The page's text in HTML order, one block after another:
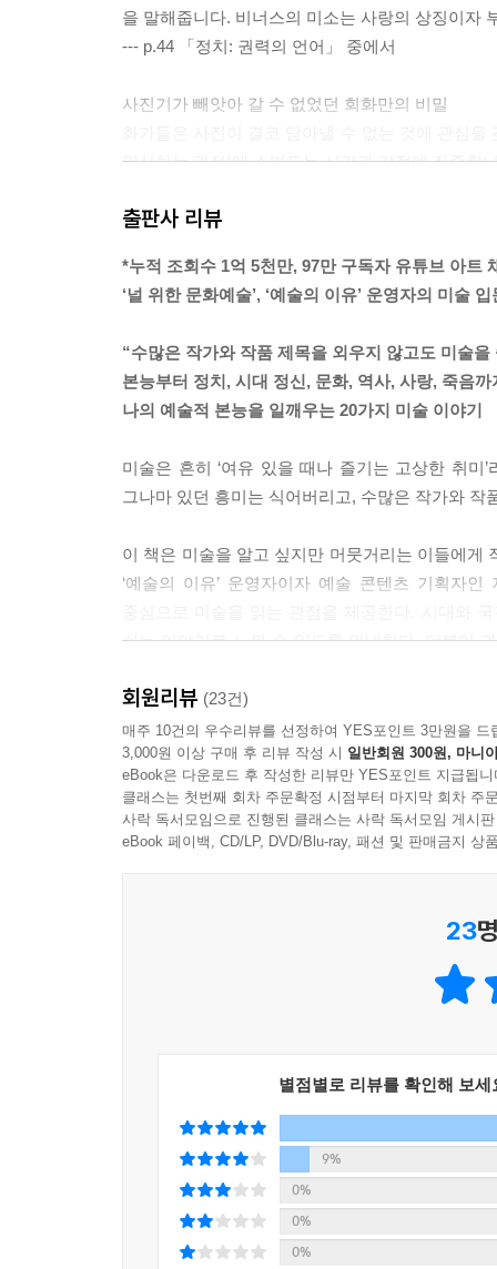
을 말해줍니다. 비너스의 미소는 사랑의 상징이자
--- p.44 「정치: 권력의 언어」 중에서
사진기가 빼앗아 갈 수 없었던 회화만의 비밀
인식하는 과정)에 스며드는 시간과 감정에 집중합
검은 정사각형 하나를 여백 위에 놓음으로써 현
치는 이 작품으로 지극히 단순한 기하학 도형과
--- p.86 「보이지 않는 것: 추상의 시작」 중에서
전통적 도덕과 미학의 틀을 부순 화가
과 비평가들은 충격과 분노를 감추지 못했습니다
했다고 합니다.
물속에 잠겨도, 바람에 깎여도 다시 살아나는 예술
땅속으로 조금씩 사라지는 기념비
기억의 공간에 참여하도록 초대한 이 기념비의
문객들이 글을 적거나 새기며 상호작용함에 따라
--- p.145 「역사와 기억: 반(反)기념과 유대인 박물
곤잘레스토레스의 작업 전반에 뚜렷하게 나타납
--- p.166 「사랑하는 이에게: 이벤트와 펠릭스 곤
데미언 허스트는 삶과 죽음, 아름다움과 부패를
과 직면하게 했습니다. 그러나 허스트의 예술적
--- p.182 「인간의 삶: 바니타스와 데미언 허스트
‘경이로운 방’에서 시작된 전시의 역사
분더카머는 독일어로 ‘경이로움(Wunder)’과 ‘방
세계 각지에서 가져온 희귀한 자연물부터 이국적
출판사 리뷰
*누적 조회수 1억 5천만, 97만 구독자 유튜브 아트
‘널 위한 문화예술’, ‘예술의 이유’ 운영자의 미술
“수많은 작가와 작품 제목을 외우지 않고도 미술을
본능부터 정치, 시대 정신, 문화, 역사, 사랑, 죽음까
나의 예술적 본능을 일깨우는 20가지 미술 이야기
미술은 흔히 ‘여유 있을 때나 즐기는 고상한 취
그나마 있던 흥미는 식어버리고, 수많은 작가와 작
이 책은 미술을 알고 싶지만 머뭇거리는 이들에게
‘예술의 이유’ 운영자이자 예술 콘텐츠 기획자
쉬는 이야기로 느낄 수 있도록 안내한다. 더불어
“파라오 석상과 SNS 이미지는 같은 욕망을 품고
과거와 현재가 끝없이 교차하는 새로운 미술 여행
미술은 어떤 이야기를 중심으로 이어져왔을까?
새겨진 인간의 놀이 본능부터 신전의 거대 석상
또 납작했던 그림 속 세상을 생생한 입체 공간으
가상현실 등 과거와 현재의 미술이 어떻게 닮았는
“난해한 그림과 사라지는 기념비는 무엇을 의미하
낯설기만 하던 현대미술에 숨겨진 세상과 인간의
2부는 우리와 가장 가깝지만 멀게 느끼는 현대
통해 살펴보는 시대 정신, 제2차 세계대전 이후
회원리뷰 (23건)
매주 10건의 우수리뷰를 선정하여 YES포인트 3만원을 드
3,000원 이상 구매 후 리뷰 작성 시 일반회원 300원, 마니
eBook은 다운로드 후 작성한 리뷰만 YES포인트 지급됩니
클래스는 첫번째 회차 주문확정 시점부터 마지막 회차 주
사락 독서모임으로 진행된 클래스는 사락 독서모임 게시
eBook 페이백, CD/LP, DVD/Blu-ray, 패션 및 판매금지 상
23
별점별로 리뷰를 확인해 보세
9%
0%
0%
0%